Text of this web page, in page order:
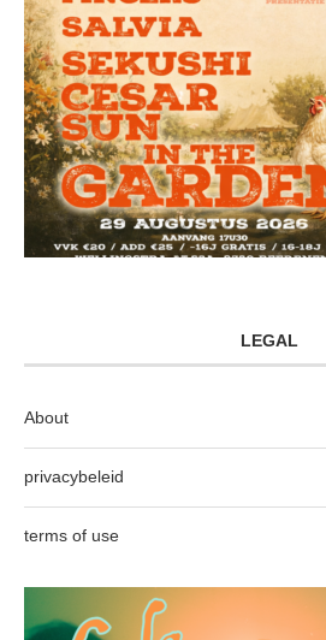
LEGAL
About
privacybeleid
terms of use